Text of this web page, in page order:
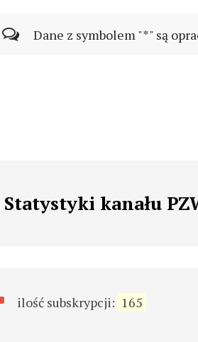
Dane z symbolem "*" są
Statystyki kanału
ilość subskrypcji: 165